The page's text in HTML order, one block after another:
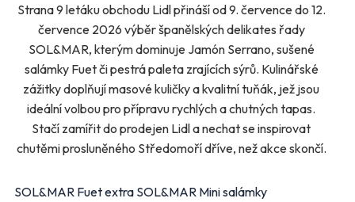
Strana 9 letáku obchodu Lidl přináší od 9. července do 12.
července 2026 výběr španělských delikates řady
SOL&MAR, kterým dominuje Jamón Serrano, sušené
salámky Fuet či pestrá paleta zrajících sýrů. Kulinářské
zážitky doplňují masové kuličky a kvalitní tuňák, jež jsou
ideální volbou pro přípravu rychlých a chutných tapas.
Stačí zamířit do prodejen Lidl a nechat se inspirovat
chutěmi prosluněného Středomoří dříve, než akce skončí.
SOL&MAR Fuet extra SOL&MAR Mini salámky
Přihlásit k odběru